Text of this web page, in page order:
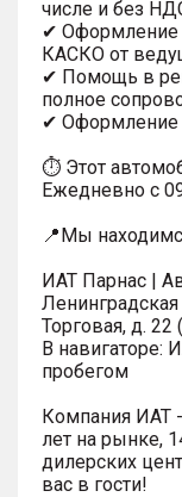
числе и без
✔ Оформление
КАСКО от
✔ Помощь в
полное
✔
⏱ Этот
Ежедневно с
📍Мы
ИАТ Парнас |
Торговая, д.
В навигаторе:
пробегом
Компания ИАТ
лет на рынке,
дилерских
вас в гости!